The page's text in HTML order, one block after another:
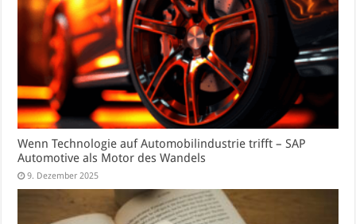
Wenn Technologie auf Automobilindustrie trifft – SAP
Automotive als Motor des Wandels
9. Dezember 2025